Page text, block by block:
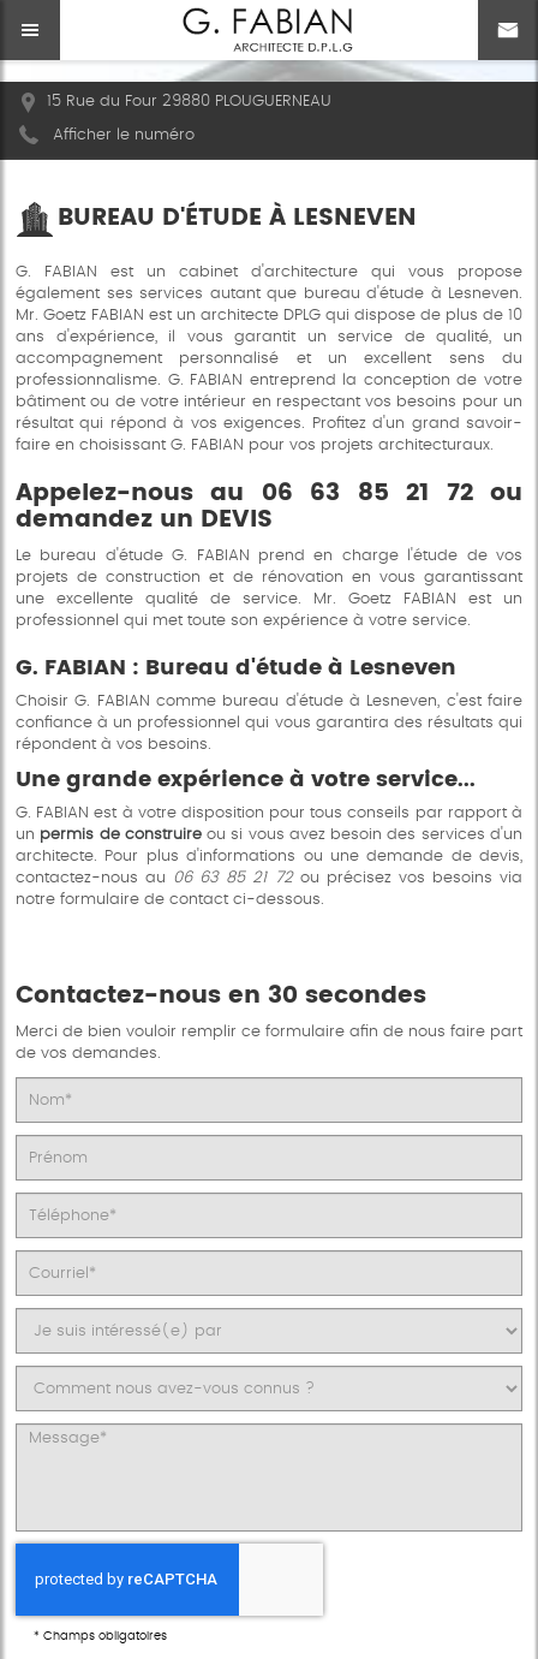
15 Rue du Four 29880 PLOUGUERNEAU
Afficher le numéro
BUREAU D'ÉTUDE À LESNEVEN
G. FABIAN est un cabinet d'architecture qui vous propose
également ses services autant que bureau d'étude à Lesneven.
Mr. Goetz FABIAN est un architecte DPLG qui dispose de plus de 10
ans d'expérience, il vous garantit un service de qualité, un
accompagnement personnalisé et un excellent sens du
professionnalisme. G. FABIAN entreprend la conception de votre
bâtiment ou de votre intérieur en respectant vos besoins pour un
résultat qui répond à vos exigences. Profitez d'un grand savoir-
faire en choisissant G. FABIAN pour vos projets architecturaux.
Appelez-nous au 06 63 85 21 72 ou
demandez un DEVIS
Le bureau d'étude G. FABIAN prend en charge l'étude de vos
projets de construction et de rénovation en vous garantissant
une excellente qualité de service. Mr. Goetz FABIAN est un
professionnel qui met toute son expérience à votre service.
G. FABIAN : Bureau d'étude à Lesneven
Choisir G. FABIAN comme bureau d'étude à Lesneven, c'est faire
confiance à un professionnel qui vous garantira des résultats qui
répondent à vos besoins.
Une grande expérience à votre service...
G. FABIAN est à votre disposition pour tous conseils par rapport à
un permis de construireou si vous avez besoin des services d'un
architecte. Pour plus d'informations ou une demande de devis,
contactez-nous au 06 63 85 21 72ou précisez vos besoins via
notre formulaire de contact ci-dessous.
Contactez-nous en 30 secondes
Merci de bien vouloir remplir ce formulaire afin de nous faire part
de vos demandes.
* Champs obligatoires